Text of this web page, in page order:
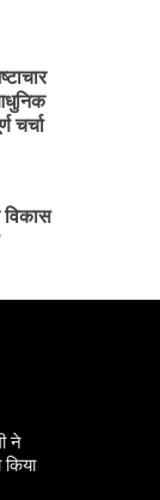
चर्चा
विकास
ने